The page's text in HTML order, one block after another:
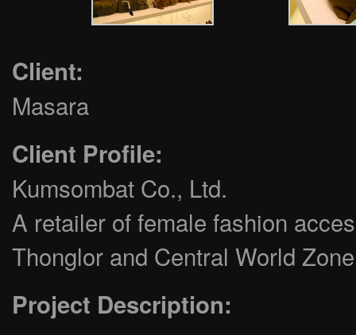
Client:
Masara
Client Profile:
Kumsombat Co., Ltd.
A retailer of female fashion
Thonglor and Central World
Project Description: